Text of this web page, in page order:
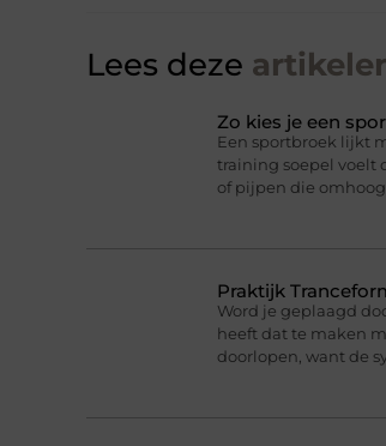
Lees deze
Zo kies je een
Een sportbroek lijkt
training soepel voelt
of pijpen die
Praktijk
Word je geplaagd
heeft dat te maken
doorlopen, want de